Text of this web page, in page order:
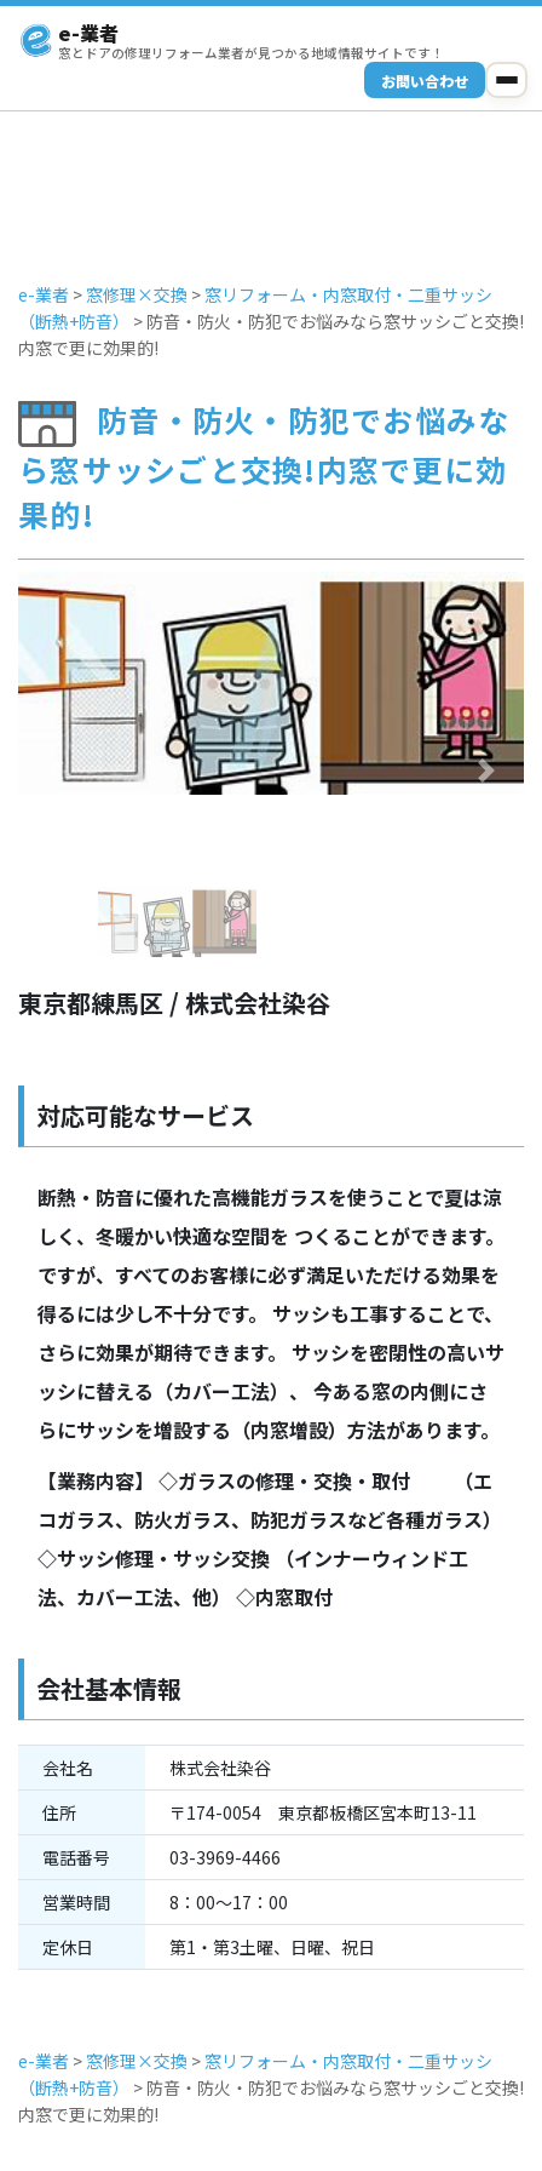
e-業者
窓とドアの修理リフォーム業者が見つかる地域情報サイトです！
お問い合わせ
e-業者 > 窓修理×交換 > 窓リフォーム・内窓取付・二重サッシ
（断熱+防音）
> 防音・防火・防犯でお悩みなら窓サッシごと交換!
内窓で更に効果的!
防音・防火・防犯でお悩みな
ら窓サッシごと交換!内窓で更に効
果的!
Previous Next
東京都練馬区 / 株式会社染谷
対応可能なサービス
断熱・防音に優れた高機能ガラスを使うことで夏は涼
しく、冬暖かい快適な空間を つくることができます。
ですが、すべてのお客様に必ず満足いただける効果を
得るには少し不十分です。 サッシも工事することで、
さらに効果が期待できます。 サッシを密閉性の高いサ
ッシに替える（カバー工法）、 今ある窓の内側にさ
らにサッシを増設する（内窓増設）方法があります。
【業務内容】 ◇ガラスの修理・交換・取付 （エ
コガラス、防火ガラス、防犯ガラスなど各種ガラス）
◇サッシ修理・サッシ交換 （インナーウィンド工
法、カバー工法、他） ◇内窓取付
会社基本情報
会社名
株式会社染谷
住所
〒174-0054 東京都板橋区宮本町13-11
電話番号
03-3969-4466
営業時間
8：00～17：00
定休日
第1・第3土曜、日曜、祝日
e-業者 > 窓修理×交換 > 窓リフォーム・内窓取付・二重サッシ
（断熱+防音）
> 防音・防火・防犯でお悩みなら窓サッシごと交換!
内窓で更に効果的!